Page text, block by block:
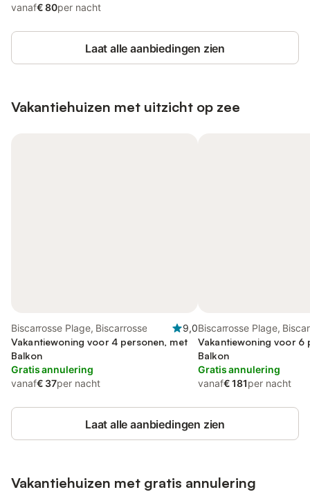
vanaf€ 80per nacht
Laat alle aanbiedingen zien
Vakantiehuizen met uitzicht op zee
Biscarrosse Plage, Biscarrosse
9,0
Vakantiewoning voor 4 personen, met
Balkon
Gratis annulering
vanaf€ 37per nacht
Biscarrosse Plage,
Vakantiewoning voor 6
Balkon
Gratis annulering
vanaf€ 181per nacht
Laat alle aanbiedingen zien
Vakantiehuizen met gratis annulering